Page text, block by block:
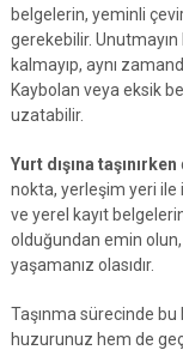
belgelerin, yeminli
gerekebilir.
kalmayıp, aynı
Kaybolan veya eksik
uzatabilir.
Yurt dışına taşınırken
nokta, yerleşim yeri ile
ve yerel kayıt
olduğundan emin
yaşamanız olasıdır.
Taşınma sürecinde
huzurunuz hem de